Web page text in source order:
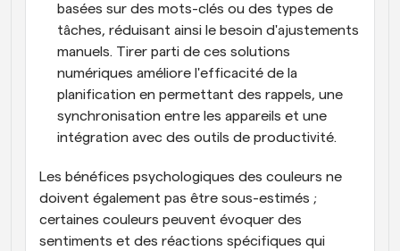
basées sur des mots-clés ou des types de
tâches, réduisant ainsi le besoin d'ajustements
manuels. Tirer parti de ces solutions
numériques améliore l'efficacité de la
planification en permettant des rappels, une
synchronisation entre les appareils et une
intégration avec des outils de productivité.
Les bénéfices psychologiques des couleurs ne
doivent également pas être sous-estimés ;
certaines couleurs peuvent évoquer des
sentiments et des réactions spécifiques qui